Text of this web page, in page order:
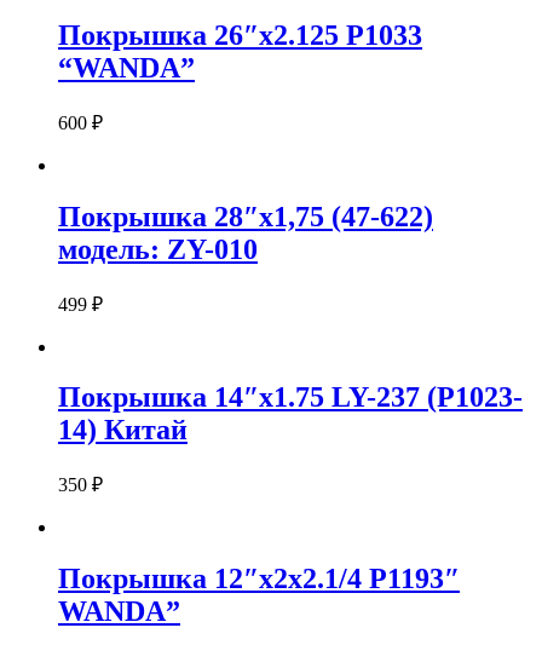
Покрышка 26″x2.125 P1033
“WANDA”
600 ₽
Покрышка 28″х1,75 (47-622)
модель: ZY-010
499 ₽
Покрышка 14″x1.75 LY-237 (P1023-
14) Китай
350 ₽
Покрышка 12″х2х2.1/4 P1193″
WANDA”